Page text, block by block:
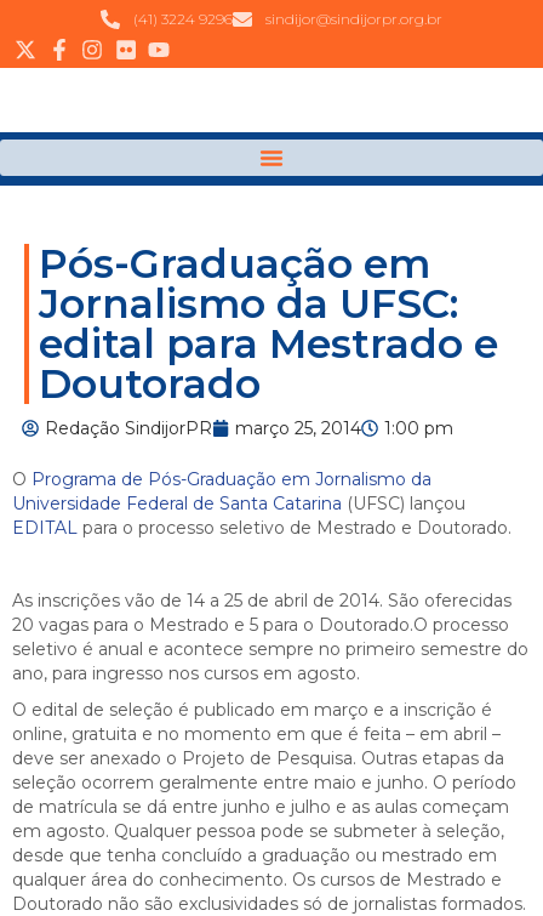
(41) 3224 9296 sindijor@sindijorpr.org.br
Pós-Graduação em
Jornalismo da UFSC:
edital para Mestrado e
Doutorado
Redação SindijorPR março 25, 2014 1:00 pm
O Programa de Pós-Graduação em Jornalismo da
Universidade Federal de Santa Catarina (UFSC) lançou
EDITAL para o processo seletivo de Mestrado e Doutorado.
As inscrições vão de 14 a 25 de abril de 2014. São oferecidas
20 vagas para o Mestrado e 5 para o Doutorado.O processo
seletivo é anual e acontece sempre no primeiro semestre do
ano, para ingresso nos cursos em agosto.
O edital de seleção é publicado em março e a inscrição é
online, gratuita e no momento em que é feita – em abril –
deve ser anexado o Projeto de Pesquisa. Outras etapas da
seleção ocorrem geralmente entre maio e junho. O período
de matrícula se dá entre junho e julho e as aulas começam
em agosto. Qualquer pessoa pode se submeter à seleção,
desde que tenha concluído a graduação ou mestrado em
qualquer área do conhecimento. Os cursos de Mestrado e
Doutorado não são exclusividades só de jornalistas formados.